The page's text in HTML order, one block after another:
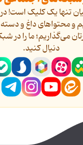
تنها یک کلیک است!
و محتواهای داغ و دسته
می‌گذاریم؛ ما را در
دنیال کنید.